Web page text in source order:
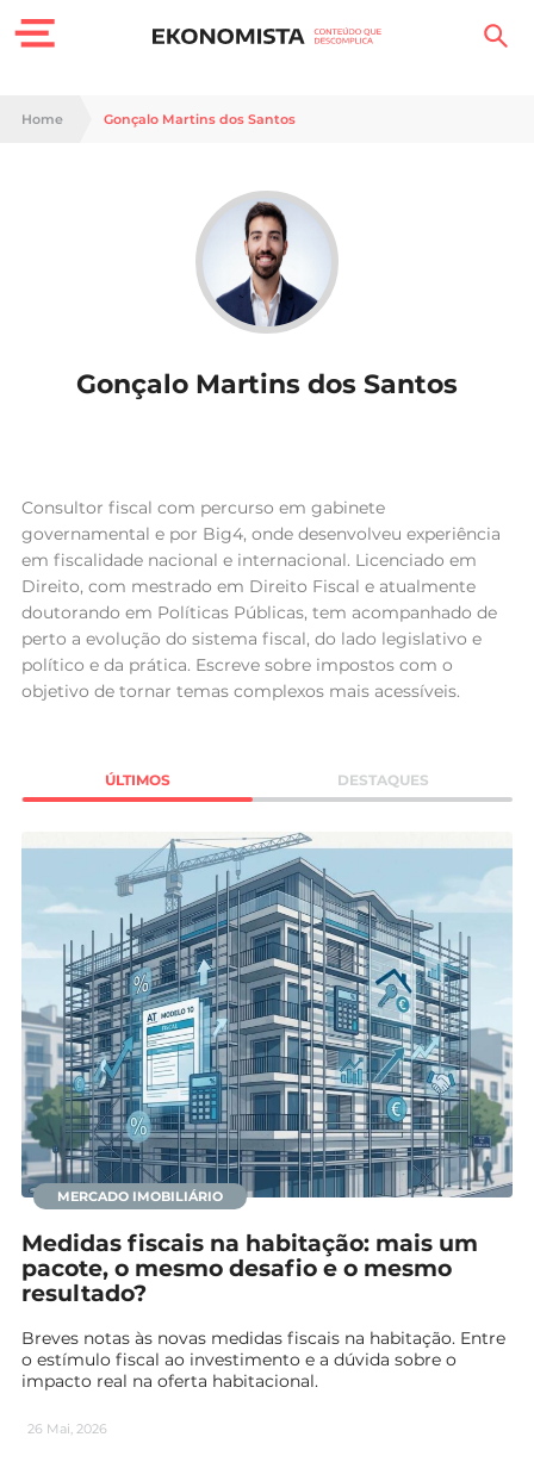
Finanças Pessoais
Sociedade
Negócios
Mundial 2026
Home Gonçalo Martins dos Santos
Gonçalo Martins dos Santos
Consultor fiscal com percurso em gabinete
governamental e por Big4, onde desenvolveu experiência
em fiscalidade nacional e internacional. Licenciado em
Direito, com mestrado em Direito Fiscal e atualmente
doutorando em Políticas Públicas, tem acompanhado de
perto a evolução do sistema fiscal, do lado legislativo e
político e da prática. Escreve sobre impostos com o
objetivo de tornar temas complexos mais acessíveis.
ÚLTIMOS DESTAQUES
MERCADO IMOBILIÁRIO
Medidas fiscais na habitação: mais um
pacote, o mesmo desafio e o mesmo
resultado?
Breves notas às novas medidas fiscais na habitação. Entre
o estímulo fiscal ao investimento e a dúvida sobre o
impacto real na oferta habitacional.
26 Mai, 2026